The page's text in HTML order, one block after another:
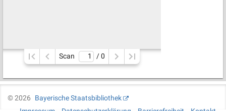
Scan / 0
©2026
Bayerische Staatsbibliothek